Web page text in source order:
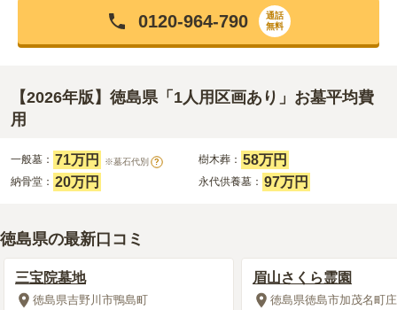
0120-964-790
通話
無料
【2026年版】徳島県「1人用区画あり」お墓平均費
用
一般墓： 71万円 ※墓石代別 ? 樹木葬： 58万円
納骨堂： 20万円 永代供養墓： 97万円
徳島県の最新口コミ
三宝院墓地
徳島県吉野川市鴨島町
眉山さくら霊園
徳島県徳島市加茂名町